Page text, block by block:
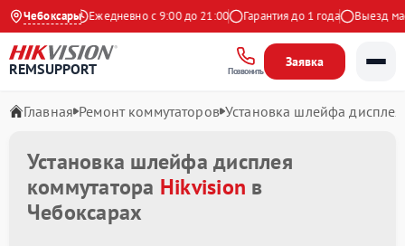
Чебоксары
на Яндекс Ежедневно с 9:00 до 21:00 Гарантия до 1 года Выезд
REMSUPPORT Позвонить
Заявка
Главная Ремонт коммутаторов Установка шлейфа дисплея
Установка шлейфа дисплея
коммутатора Hikvision в
Чебоксарах